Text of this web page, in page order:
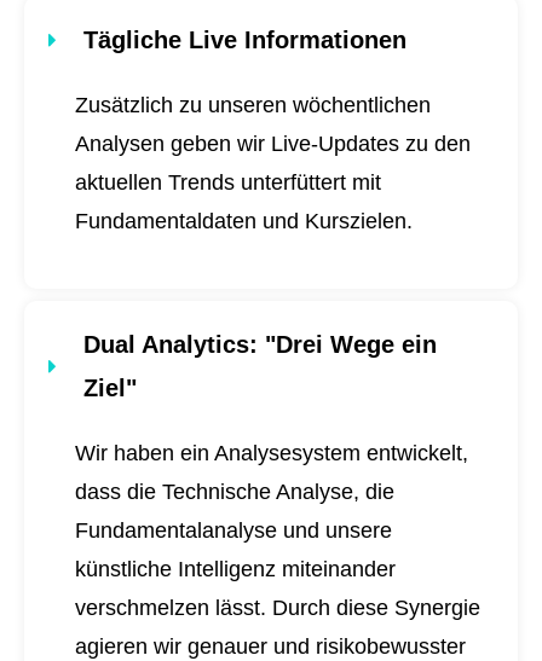
Tägliche Live Informationen
Zusätzlich zu unseren wöchentlichen
Analysen geben wir Live-Updates zu den
aktuellen Trends unterfüttert mit
Fundamentaldaten und Kurszielen.
Dual Analytics: "Drei Wege ein
Ziel"
Wir haben ein Analysesystem entwickelt,
dass die Technische Analyse, die
Fundamentalanalyse und unsere
künstliche Intelligenz miteinander
verschmelzen lässt. Durch diese Synergie
agieren wir genauer und risikobewusster